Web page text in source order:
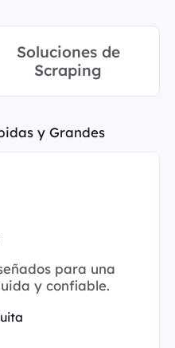
Soluciones de
Scraping
y Grandes
para una
y confiable.